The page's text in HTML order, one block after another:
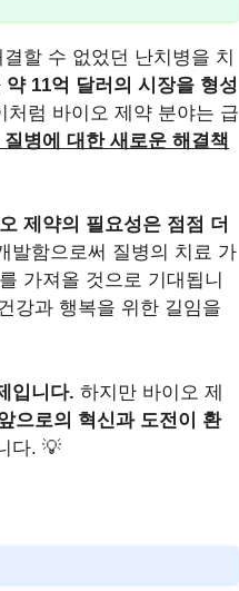
할 수 없었던 난치병을 치
약 11억 달러의 시장을 형성
처럼 바이오 제약 분야는 급
병에 대한 새로운 해결책
제약의 필요성은 점점 더
발함으로써 질병의 치료 가
가져올 것으로 기대됩니
강과 행복을 위한 길임을
입니다. 하지만 바이오 제
으로의 혁신과 도전이 환
다. 💡